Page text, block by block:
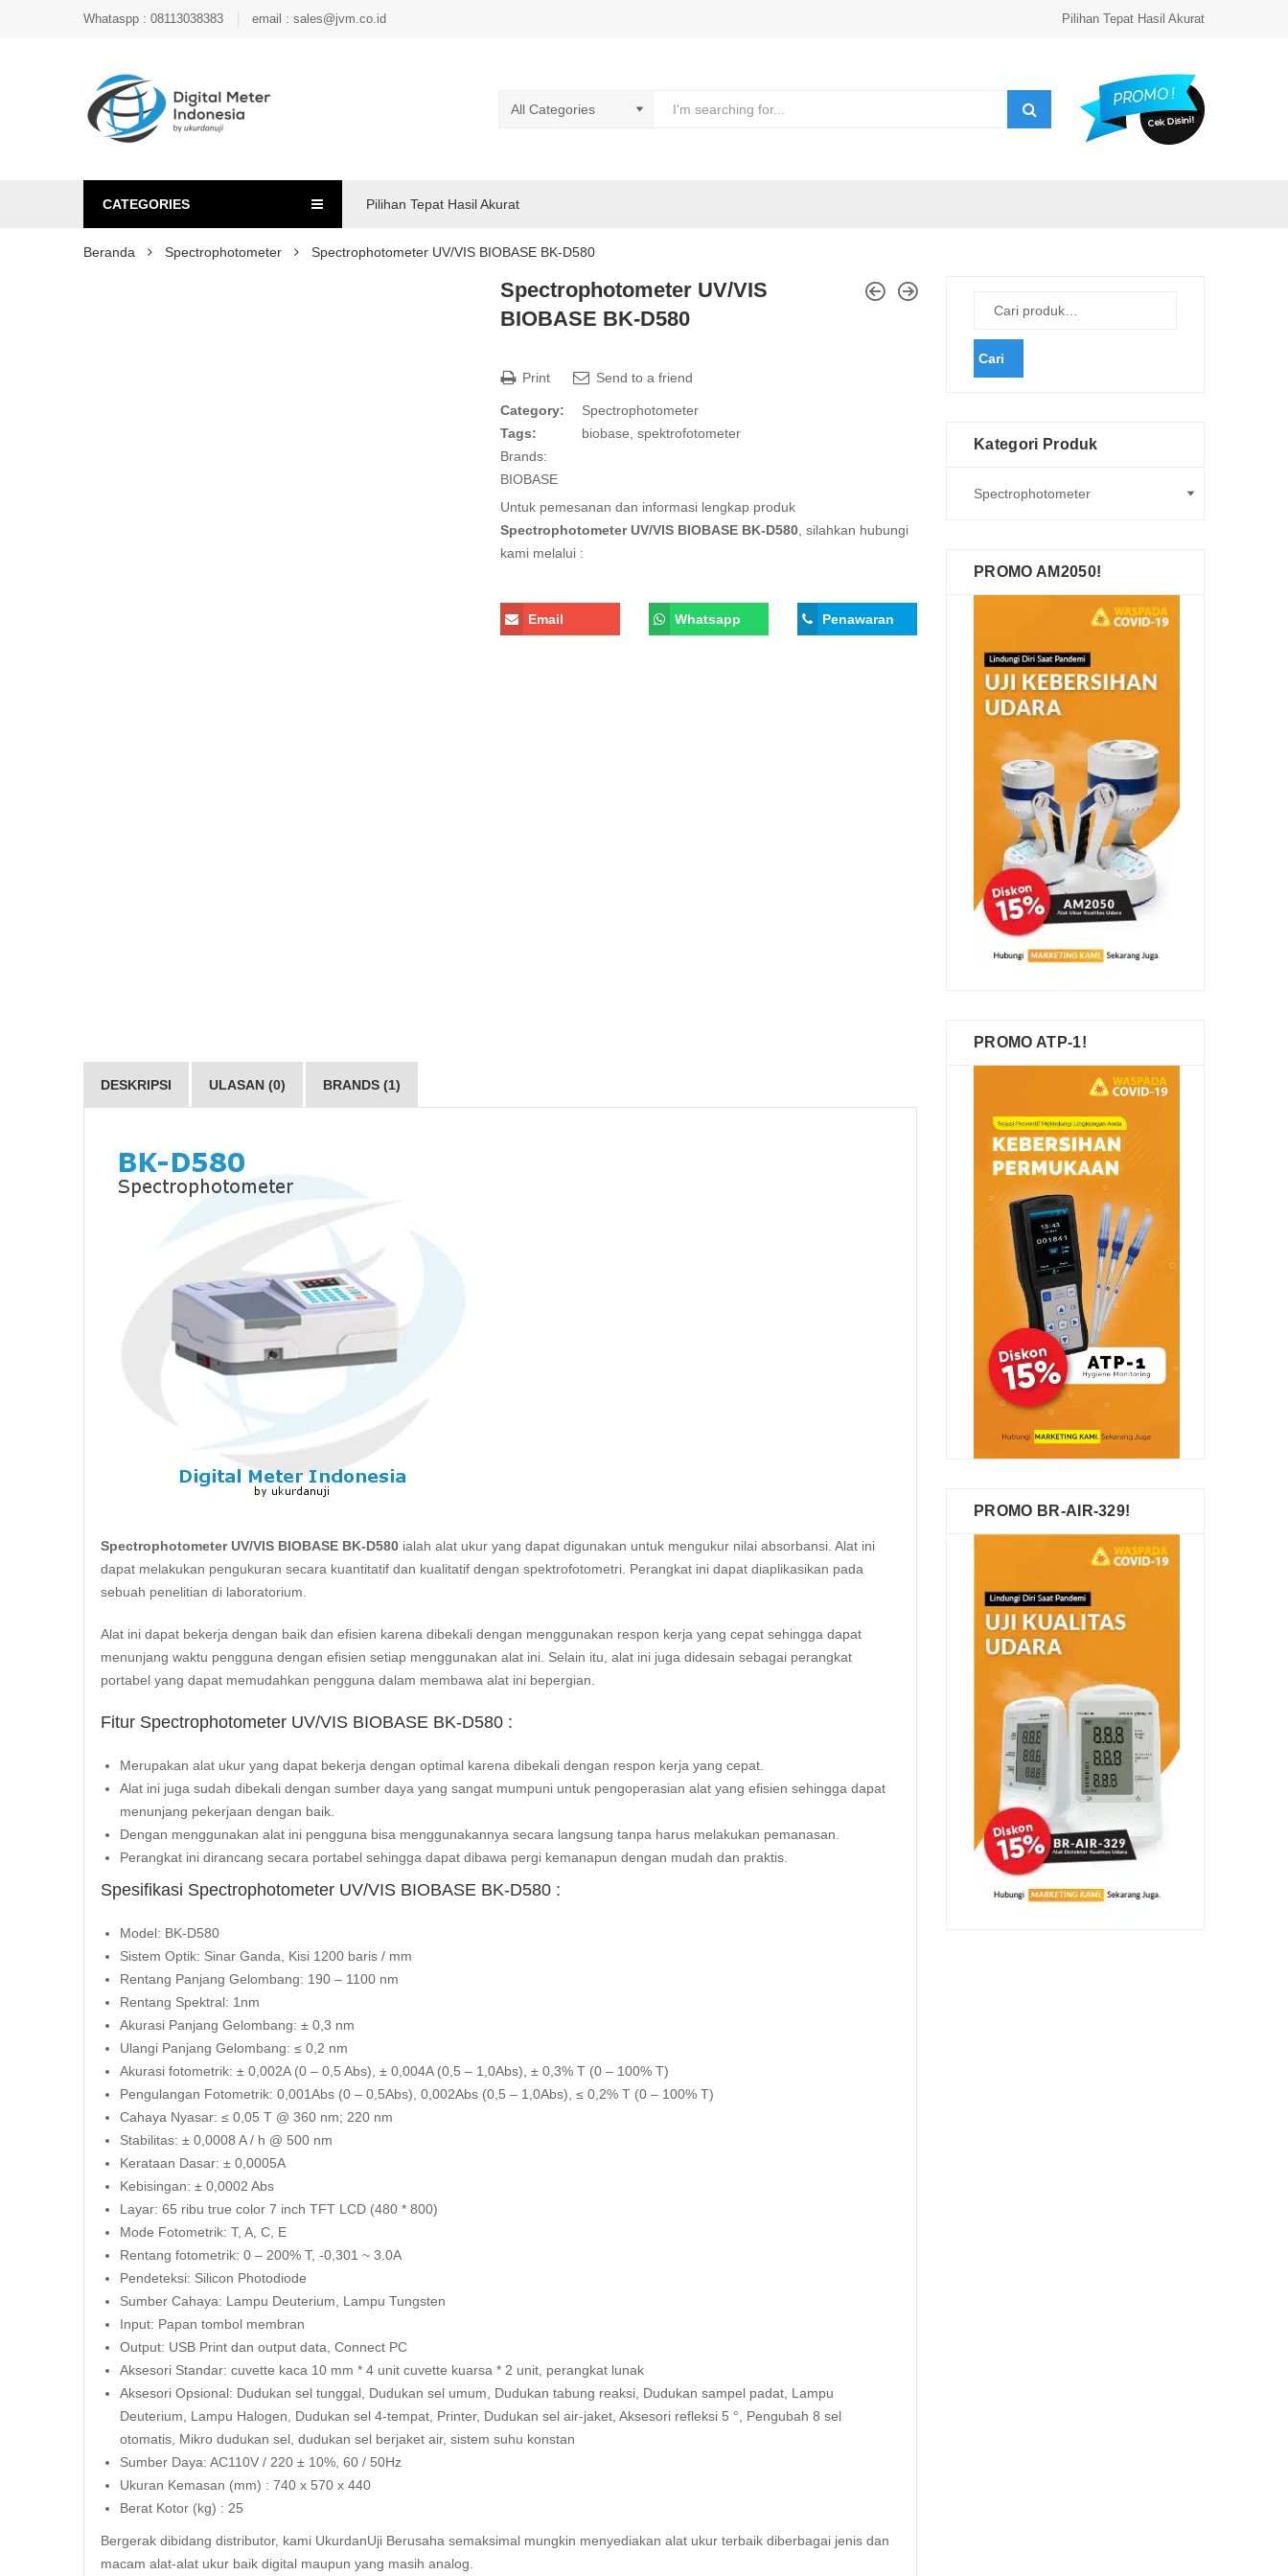
Whataspp : 08113038383 email : sales@jvm.co.id Pilihan Tepat Hasil Akurat
CATEGORIES Pilihan Tepat Hasil Akurat
Beranda Spectrophotometer Spectrophotometer UV/VIS BIOBASE BK-D580
Spectrophotometer UV/VIS
BIOBASE BK-D580
Print Send to a friend
Category:
Spectrophotometer
Tags:
biobase spektrofotometer
Brands:
BIOBASE
Untuk pemesanan dan informasi lengkap produk
Spectrophotometer UV/VIS BIOBASE BK-D580 , silahkan hubungi
kami melalui :
Email Whatsapp Penawaran
DESKRIPSI ULASAN (0) BRANDS (1)
Spectrophotometer UV/VIS BIOBASE BK-D580 ialah alat ukur yang dapat digunakan untuk mengukur nilai absorbansi . Alat ini
dapat melakukan pengukuran secara kuantitatif dan kualitatif dengan spektrofotometri. Perangkat ini dapat diaplikasikan pada
sebuah penelitian di laboratorium.
Alat ini dapat bekerja dengan baik dan efisien karena dibekali dengan menggunakan respon kerja yang cepat sehingga dapat
menunjang waktu pengguna dengan efisien setiap menggunakan alat ini. Selain itu, alat ini juga didesain sebagai perangkat
portabel yang dapat memudahkan pengguna dalam membawa alat ini bepergian.
Fitur Spectrophotometer UV/VIS BIOBASE BK-D580 :
Merupakan alat ukur yang dapat bekerja dengan optimal karena dibekali dengan respon kerja yang cepat.
Alat ini juga sudah dibekali dengan sumber daya yang sangat mumpuni untuk pengoperasian alat yang efisien sehingga dapat
menunjang pekerjaan dengan baik.
Dengan menggunakan alat ini pengguna bisa menggunakannya secara langsung tanpa harus melakukan pemanasan.
Perangkat ini dirancang secara portabel sehingga dapat dibawa pergi kemanapun dengan mudah dan praktis.
Spesifikasi Spectrophotometer UV/VIS BIOBASE BK-D580 :
Model: BK-D580
Sistem Optik: Sinar Ganda, Kisi 1200 baris / mm
Rentang Panjang Gelombang: 190 – 1100 nm
Rentang Spektral: 1nm
Akurasi Panjang Gelombang: ± 0,3 nm
Ulangi Panjang Gelombang: ≤ 0,2 nm
Akurasi fotometrik: ± 0,002A (0 – 0,5 Abs), ± 0,004A (0,5 – 1,0Abs), ± 0,3% T (0 – 100% T)
Pengulangan Fotometrik: 0,001Abs (0 – 0,5Abs), 0,002Abs (0,5 – 1,0Abs), ≤ 0,2% T (0 – 100% T)
Cahaya Nyasar: ≤ 0,05 T @ 360 nm; 220 nm
Stabilitas: ± 0,0008 A / h @ 500 nm
Kerataan Dasar: ± 0,0005A
Kebisingan: ± 0,0002 Abs
Layar: 65 ribu true color 7 inch TFT LCD (480 * 800)
Mode Fotometrik: T, A, C, E
Rentang fotometrik: 0 – 200% T, -0,301 ~ 3.0A
Pendeteksi: Silicon Photodiode
Sumber Cahaya: Lampu Deuterium, Lampu Tungsten
Input: Papan tombol membran
Output: USB Print dan output data, Connect PC
Aksesori Standar: cuvette kaca 10 mm * 4 unit cuvette kuarsa * 2 unit, perangkat lunak
Aksesori Opsional: Dudukan sel tunggal, Dudukan sel umum, Dudukan tabung reaksi, Dudukan sampel padat, Lampu
Deuterium, Lampu Halogen, Dudukan sel 4-tempat, Printer, Dudukan sel air-jaket, Aksesori refleksi 5 °, Pengubah 8 sel
otomatis, Mikro dudukan sel, dudukan sel berjaket air, sistem suhu konstan
Sumber Daya: AC110V / 220 ± 10%, 60 / 50Hz
Ukuran Kemasan (mm) : 740 x 570 x 440
Berat Kotor (kg) : 25
Bergerak dibidang distributor, kami UkurdanUji Berusaha semaksimal mungkin menyediakan alat ukur terbaik diberbagai jenis dan
macam alat-alat ukur baik digital maupun yang masih analog.
Cari
Kategori Produk
PROMO AM2050!
PROMO ATP-1!
PROMO BR-AIR-329!